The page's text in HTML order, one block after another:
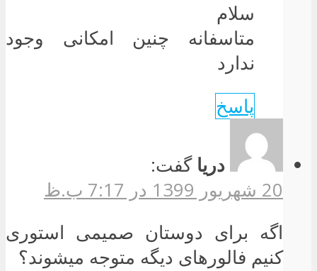
سلام
متاسفانه چنین امکانی وجود
ندارد
پاسخ
دریا گفت:
20 شهریور 1399 در 7:17 ب.ظ
اگه برای دوستان صمیمی استوری
کنیم فالورهای دیگه متوجه میشوند؟